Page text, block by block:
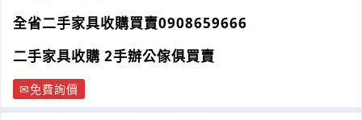
全省二手家具收購買賣0908659666
二手家具收購 2手辦公傢俱買賣
免費詢價